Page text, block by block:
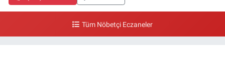
Tüm Nöbetçi Eczaneler